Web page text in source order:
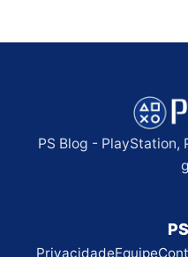
PS Blog - PlayStation,
PrivacidadeEquipe